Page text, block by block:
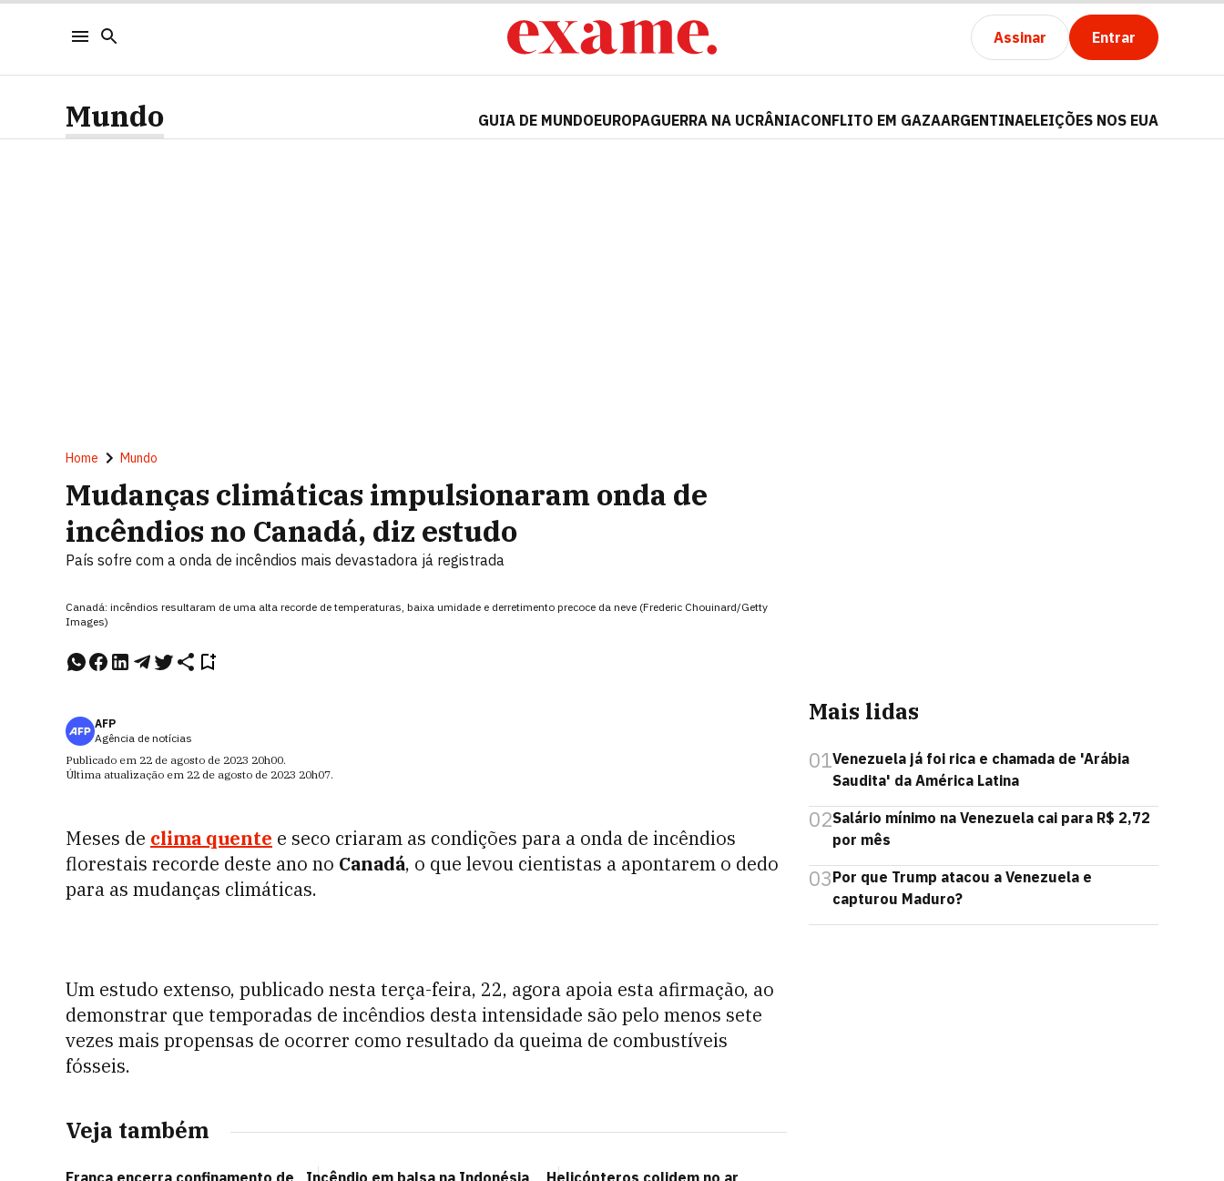
Assinar Entrar
Mundo GUIA DE MUNDOEUROPAGUERRA NA UCRÂNIACONFLITO EM GAZAARGENTINAELEIÇÕES NOS EUA
Home Mundo
Mudanças climáticas impulsionaram onda de
incêndios no Canadá, diz estudo
País sofre com a onda de incêndios mais devastadora já registrada
Canadá: incêndios resultaram de uma alta recorde de temperaturas, baixa umidade e derretimento precoce da neve (Frederic Chouinard/Getty
Images)
AFP
Agência de notícias
Publicado em 22 de agosto de 2023 20h00.
Última atualização em 22 de agosto de 2023 20h07.
Meses de clima quente e seco criaram as condições para a onda de incêndios
florestais recorde deste ano no Canadá, o que levou cientistas a apontarem o dedo
para as mudanças climáticas.
Um estudo extenso, publicado nesta terça-feira, 22, agora apoia esta afirmação, ao
demonstrar que temporadas de incêndios desta intensidade são pelo menos sete
vezes mais propensas de ocorrer como resultado da queima de combustíveis
fósseis.
Veja também
França encerra confinamento de
Incêndio em balsa na Indonésia
Helicópteros colidem no ar
Mais lidas
01Venezuela já foi rica e chamada de 'Arábia
Saudita' da América Latina
02Salário mínimo na Venezuela cai para R$ 2,72
por mês
03Por que Trump atacou a Venezuela e
capturou Maduro?